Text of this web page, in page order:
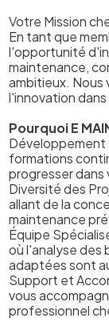
Votre Mission
En tant que
l'opportunité
maintenance,
ambitieux. Nous
l'innovation
Pourquoi E
Développement
formations
progresser dans
Diversité des
allant de la
maintenance
Équipe
où l'analyse des
adaptées sont
Support et
vous
professionnel